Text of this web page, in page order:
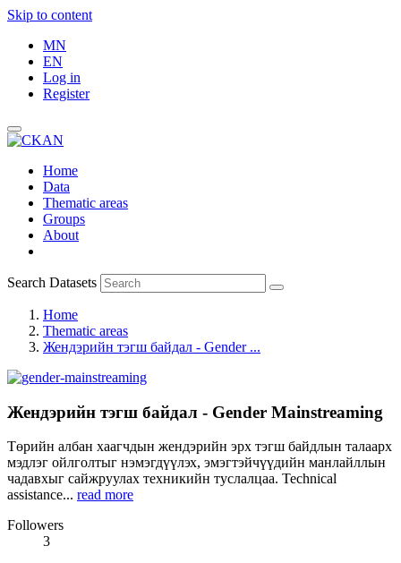
Skip to content
MN
EN
Log in
Register
Home
Data
Thematic areas
Groups
About
Search Datasets
Home
Thematic areas
Жендэрийн тэгш байдал - Gender ...
Жендэрийн тэгш байдал - Gender Mainstreaming
Төрийн албан хаагчдын жендэрийн эрх тэгш байдлын талаарх
мэдлэг ойлголтыг нэмэгдүүлэх, эмэгтэйчүүдийн манлайллын
чадавхыг сайжруулах техникийн туслалцаа. Technical
assistance... read more
Followers
3